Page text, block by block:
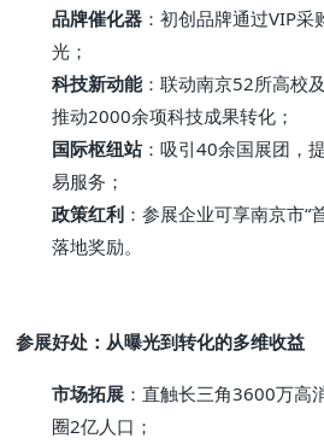
品牌催化器 ：初创品牌通过VIP
光；
科技新动能：联动南京52所高校
推动2000余项科技成果转化；
国际枢纽站：吸引40余国展团，
易服务；
政策红利 ：参展企业可享南京市“
落地奖励。
参展好处：从曝光到转化的多维收益
市场拓展 ：直触长三角3600万高
圈2亿人口；